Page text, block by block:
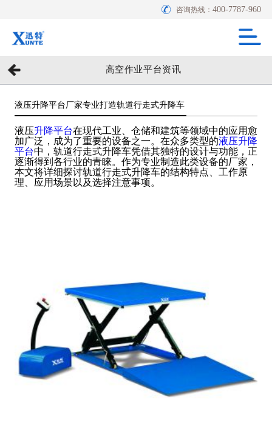
咨询热线：400-7787-960
高空作业平台资讯
液压升降平台厂家专业打造轨道行走式升降车
液压升降平台在现代工业、仓储和建筑等领域中的应用愈
加广泛，成为了重要的设备之一。在众多类型的液压升降
平台中，轨道行走式升降车凭借其独特的设计与功能，正
逐渐得到各行业的青睐。作为专业制造此类设备的厂家，
本文将详细探讨轨道行走式升降车的结构特点、工作原
理、应用场景以及选择注意事项。